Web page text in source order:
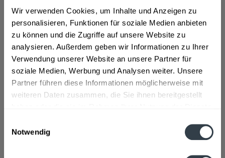
Wir verwenden Cookies, um Inhalte und Anzeigen zu
personalisieren, Funktionen für soziale Medien anbieten
zu können und die Zugriffe auf unsere Website zu
analysieren. Außerdem geben wir Informationen zu Ihrer
Verwendung unserer Website an unsere Partner für
soziale Medien, Werbung und Analysen weiter. Unsere
Partner führen diese Informationen möglicherweise mit
weiteren Daten zusammen, die Sie ihnen bereitgestellt
Notwendig
EINWEG
+3,00 € Pfand
In den Warenkorb
Artikel-Nr.:
33217
Verfügbar in: